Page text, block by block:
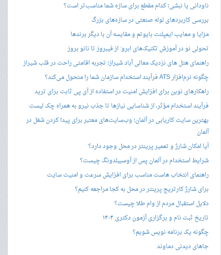
ناودانی یا نبشی؛ کدام مقطع برای سازه شما مناسب‌تر است؟
بررسی کاربردهای لوله صنعتی در سازه‌های بزرگ
مزایا و معایب ایمپلنت بایوتم و مقایسه آن با دیگر برندها
تحولی نو در آموزش تکنیک‌های ابرو: از فیبروز تا نانو بروز
راهنمای هتل های نزدیک معالی آباد شیراز؛ تجربه اقامتی راحت در قلب شیراز
چگونه نرم‌افزار ATS فرآیند استخدام سازمان شما را متحول می‌کند؟
راهکارهای نوین برای افزایش امنیت در استفاده از آی پی ثابت برای ترید
فرآیند استخدام مؤثر، از شناسایی نیازها تا جذب نیرو به همراه چک لیست
بهترین سایت کاریابی در آلمان؛ وب‌سایت‌های معتبر برای پیدا کردن شغل در
آلمان
آیا امکان شارژ و تعمیر پرینتر در محل وجود دارد؟
شرایط استخدام در آلمان پس از آوسبیلدونگ چیست؟
راهنمای انتخاب هاست مناسب برای افزایش سرعت و امنیت سایت
برای شارژ کارتریج پرینتر در محل به کجا مراجعه کنیم؟
دلایل استقبال مردم از وام طلا چیست؟
تاریخ ثبت نام و برگزاری آزمون دکتری ۱۴۰۴
چگونه یک برنامه نویس شویم؟
جاهای دیدنی دماوند